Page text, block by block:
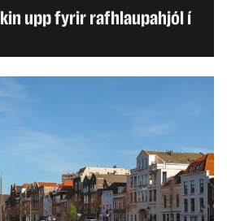
upp fyrir rafhlaupahjól í